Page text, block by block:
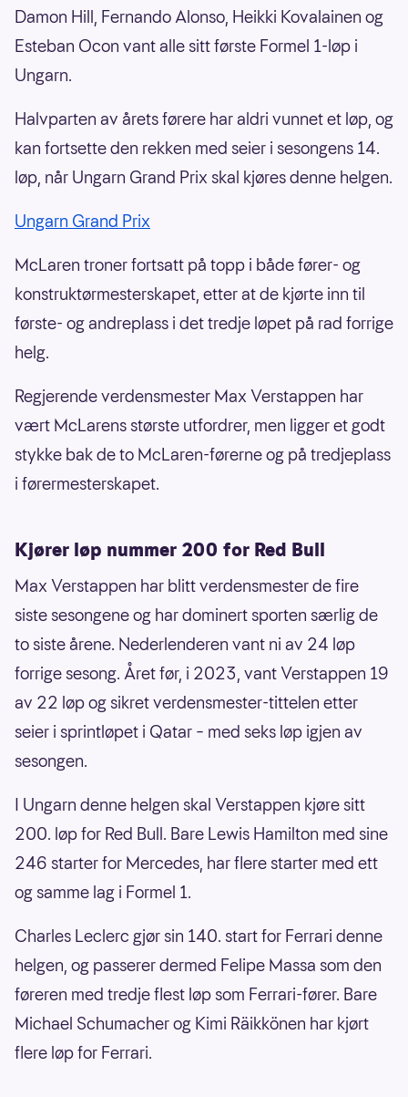
Damon Hill, Fernando Alonso, Heikki Kovalainen og
Esteban Ocon vant alle sitt første Formel 1-løp i
Ungarn.
Halvparten av årets førere har aldri vunnet et løp, og
kan fortsette den rekken med seier i sesongens 14.
løp, når Ungarn Grand Prix skal kjøres denne helgen.
Ungarn Grand Prix
McLaren troner fortsatt på topp i både fører- og
konstruktørmesterskapet, etter at de kjørte inn til
første- og andreplass i det tredje løpet på rad forrige
helg.
Regjerende verdensmester Max Verstappen har
vært McLarens største utfordrer, men ligger et godt
stykke bak de to McLaren-førerne og på tredjeplass
i førermesterskapet.
Kjører løp nummer 200 for Red Bull
Max Verstappen har blitt verdensmester de fire
siste sesongene og har dominert sporten særlig de
to siste årene. Nederlenderen vant ni av 24 løp
forrige sesong. Året før, i 2023, vant Verstappen 19
av 22 løp og sikret verdensmester-tittelen etter
seier i sprintløpet i Qatar – med seks løp igjen av
sesongen.
I Ungarn denne helgen skal Verstappen kjøre sitt
200. løp for Red Bull. Bare Lewis Hamilton med sine
246 starter for Mercedes, har flere starter med ett
og samme lag i Formel 1.
Charles Leclerc gjør sin 140. start for Ferrari denne
helgen, og passerer dermed Felipe Massa som den
føreren med tredje flest løp som Ferrari-fører. Bare
Michael Schumacher og Kimi Räikkönen har kjørt
flere løp for Ferrari.